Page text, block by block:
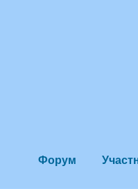
Форум